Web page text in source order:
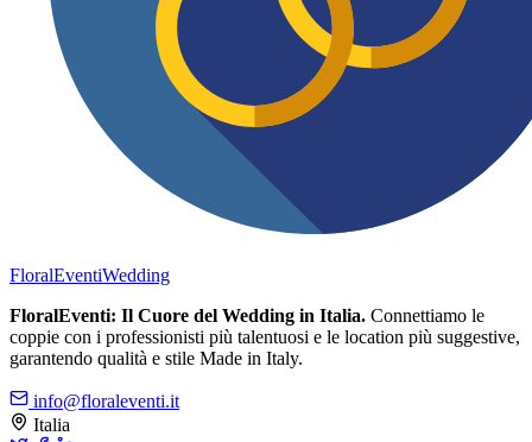
FloralEventiWedding
FloralEventi: Il Cuore del Wedding in Italia. Connettiamo le
coppie con i professionisti più talentuosi e le location più suggestive,
garantendo qualità e stile Made in Italy.
info@floraleventi.it
Italia